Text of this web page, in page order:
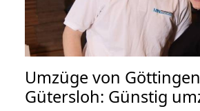
Umzüge von
Gütersloh: Günstig